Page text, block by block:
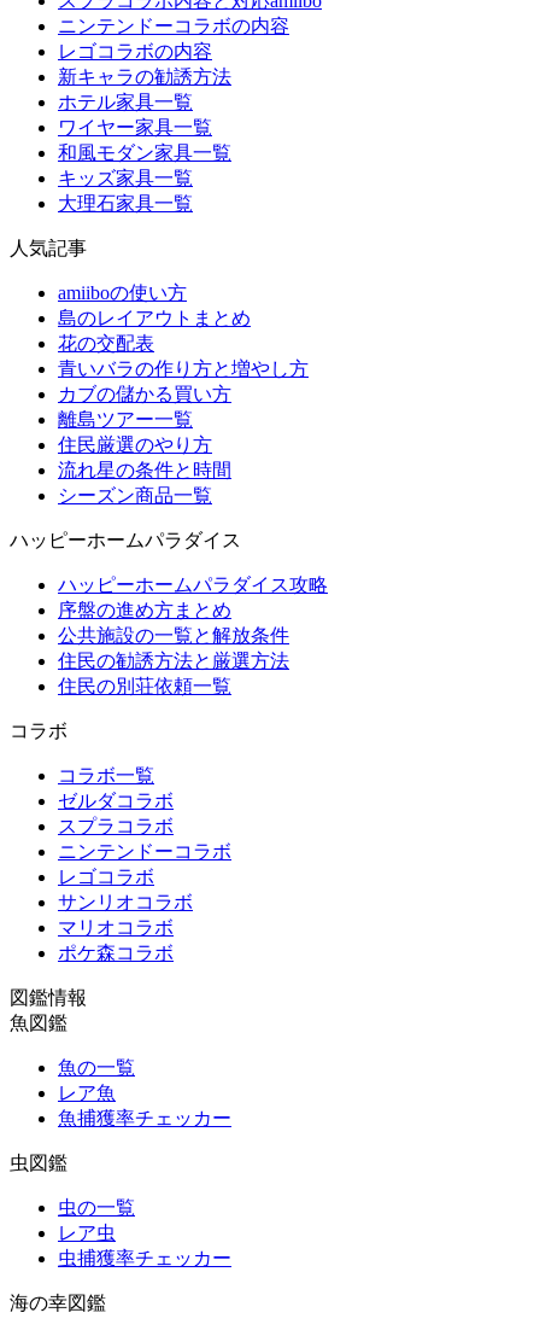
ニンテンドーコラボの内容
レゴコラボの内容
新キャラの勧誘方法
ホテル家具一覧
ワイヤー家具一覧
和風モダン家具一覧
キッズ家具一覧
大理石家具一覧
人気記事
amiiboの使い方
島のレイアウトまとめ
花の交配表
青いバラの作り方と増やし方
カブの儲かる買い方
離島ツアー一覧
住民厳選のやり方
流れ星の条件と時間
シーズン商品一覧
ハッピーホームパラダイス
ハッピーホームパラダイス攻略
序盤の進め方まとめ
公共施設の一覧と解放条件
住民の勧誘方法と厳選方法
住民の別荘依頼一覧
コラボ
コラボ一覧
ゼルダコラボ
スプラコラボ
ニンテンドーコラボ
レゴコラボ
サンリオコラボ
マリオコラボ
ポケ森コラボ
図鑑情報
魚図鑑
魚の一覧
レア魚
魚捕獲率チェッカー
虫図鑑
虫の一覧
レア虫
虫捕獲率チェッカー
海の幸図鑑